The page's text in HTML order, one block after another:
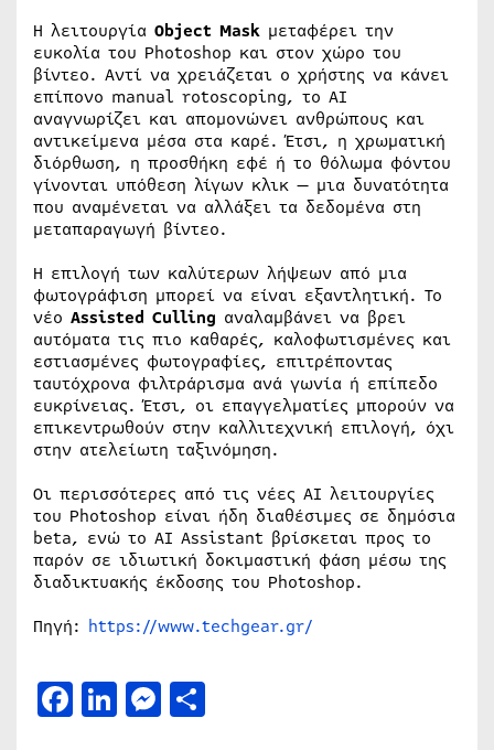
Η λειτουργία Object Mask μεταφέρει την
ευκολία του Photoshop και στον χώρο του
βίντεο. Αντί να χρειάζεται ο χρήστης να κάνει
επίπονο manual rotoscoping, το AI
αναγνωρίζει και απομονώνει ανθρώπους και
αντικείμενα μέσα στα καρέ. Έτσι, η χρωματική
διόρθωση, η προσθήκη εφέ ή το θόλωμα φόντου
γίνονται υπόθεση λίγων κλικ — μια δυνατότητα
που αναμένεται να αλλάξει τα δεδομένα στη
μεταπαραγωγή βίντεο.
Η επιλογή των καλύτερων λήψεων από μια
φωτογράφιση μπορεί να είναι εξαντλητική. Το
νέο Assisted Culling αναλαμβάνει να βρει
αυτόματα τις πιο καθαρές, καλοφωτισμένες και
εστιασμένες φωτογραφίες, επιτρέποντας
ταυτόχρονα φιλτράρισμα ανά γωνία ή επίπεδο
ευκρίνειας. Έτσι, οι επαγγελματίες μπορούν να
επικεντρωθούν στην καλλιτεχνική επιλογή, όχι
στην ατελείωτη ταξινόμηση.
Οι περισσότερες από τις νέες AI λειτουργίες
του Photoshop είναι ήδη διαθέσιμες σε δημόσια
beta, ενώ το AI Assistant βρίσκεται προς το
παρόν σε ιδιωτική δοκιμαστική φάση μέσω της
διαδικτυακής έκδοσης του Photoshop.
Πηγή: https://www.techgear.gr/
Facebook
LinkedIn
Messenger